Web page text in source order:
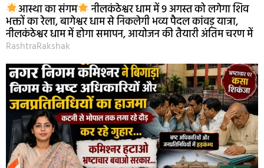
आस्था का संगम नीलकंठेश्वर धाम में 9 अगस्त को लगेगा शिव
भक्तों का रेला, बागेश्वर धाम से निकलेगी भव्य पैदल कांवड़ यात्रा,
नीलकंठेश्वर धाम में होगा समापन, आयोजन की तैयारी अंतिम चरण में
RashtraRakshak